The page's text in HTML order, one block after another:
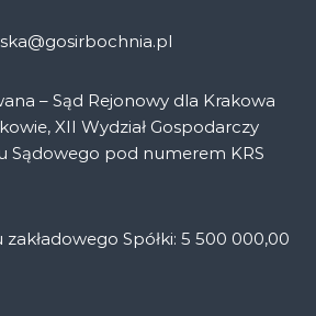
– Sąd Rejonowy dla Krakowa
XII Wydział Gospodarczy
Sądowego pod numerem KRS
Spółki: 5 500 000,00